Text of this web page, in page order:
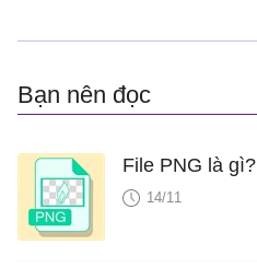
Bạn nên đọc
File PNG là gì?
14/11